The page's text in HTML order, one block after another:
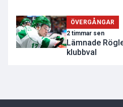
ÖVERGÅNGAR
2 timmar sen
Lämnade
klubbval